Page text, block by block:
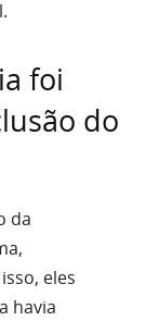
foi
do
da
eles
havia